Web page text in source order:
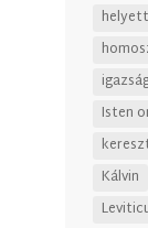
Isten
Kálvin